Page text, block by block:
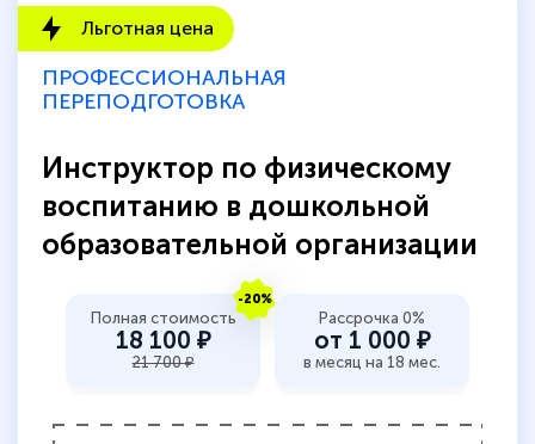
Льготная цена
ПРОФЕССИОНАЛЬНАЯ
ПЕРЕПОДГОТОВКА
Инструктор по физическому
воспитанию в дошкольной
образовательной организации
-20%
Полная стоимость
18 100 ₽
21 700 ₽
Рассрочка 0%
от 1 000 ₽
в месяц на 18 мес.